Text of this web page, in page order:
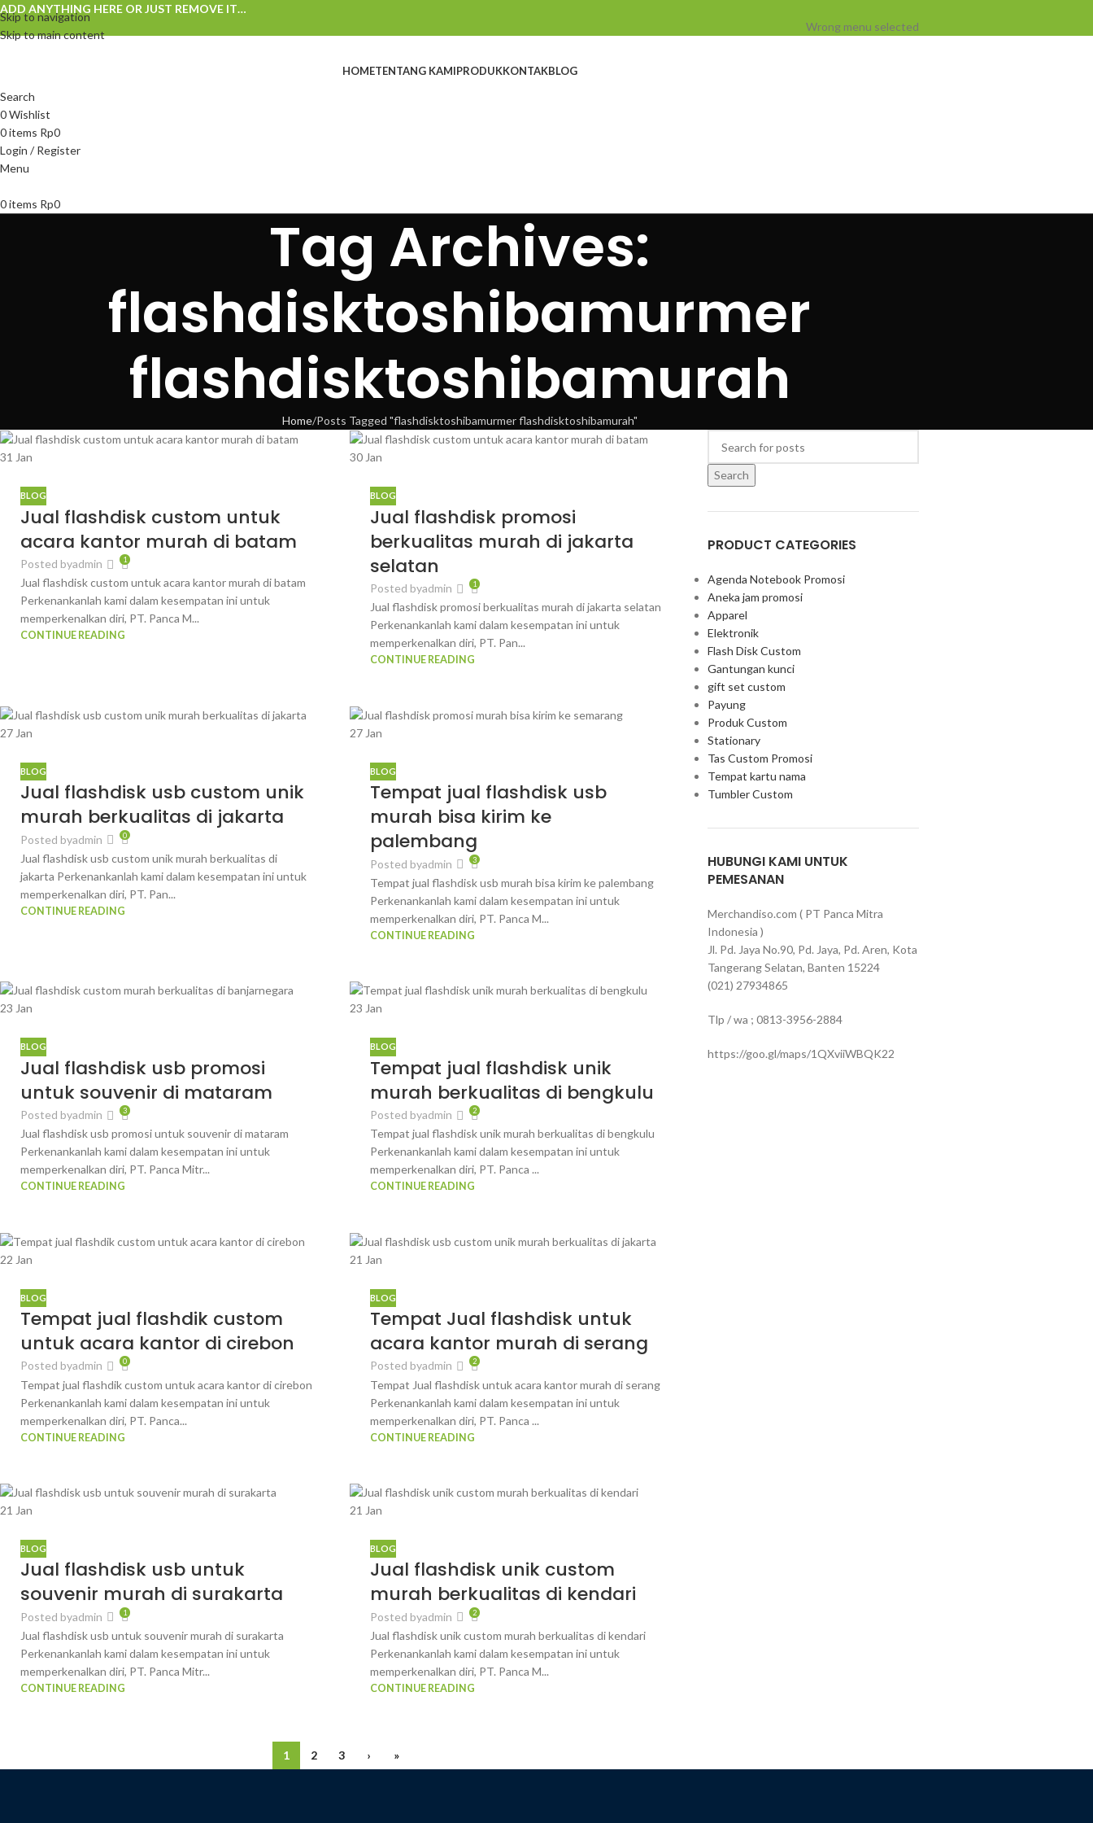
Skip to navigation
Skip to main content
ADD ANYTHING HERE OR JUST REMOVE IT…
Wrong menu selected
HOMETENTANG KAMIPRODUKKONTAKBLOG
Search
0Wishlist
0items Rp0
Login / Register
Menu
0items Rp0
Tag Archives:
flashdisktoshibamurmer
flashdisktoshibamurah
Home Posts Tagged "flashdisktoshibamurmer flashdisktoshibamurah"
31 Jan
BLOG
Jual flashdisk custom untuk
acara kantor murah di batam
Posted byadmin 1
Jual flashdisk custom untuk acara kantor murah di batam
Perkenankanlah kami dalam kesempatan ini untuk
memperkenalkan diri, PT. Panca M...
CONTINUE READING
30Jan
BLOG
Jual flashdisk promosi
berkualitas murah di jakarta
selatan
Posted byadmin 1
Jual flashdisk promosi berkualitas murah di jakarta selatan
Perkenankanlah kami dalam kesempatan ini untuk
memperkenalkan diri, PT. Pan...
CONTINUE READING
27 Jan
BLOG
Jual flashdisk usb custom unik
murah berkualitas di jakarta
Posted byadmin 0
Jual flashdisk usb custom unik murah berkualitas di
jakarta Perkenankanlah kami dalam kesempatan ini untuk
memperkenalkan diri, PT. Pan...
CONTINUE READING
27 Jan
BLOG
Tempat jual flashdisk usb
murah bisa kirim ke
palembang
Posted byadmin 3
Tempat jual flashdisk usb murah bisa kirim ke palembang
Perkenankanlah kami dalam kesempatan ini untuk
memperkenalkan diri, PT. Panca M...
CONTINUE READING
23 Jan
BLOG
Jual flashdisk usb promosi
untuk souvenir di mataram
Posted byadmin 3
Jual flashdisk usb promosi untuk souvenir di mataram
Perkenankanlah kami dalam kesempatan ini untuk
memperkenalkan diri, PT. Panca Mitr...
CONTINUE READING
23 Jan
BLOG
Tempat jual flashdisk unik
murah berkualitas di bengkulu
Posted byadmin 2
Tempat jual flashdisk unik murah berkualitas di bengkulu
Perkenankanlah kami dalam kesempatan ini untuk
memperkenalkan diri, PT. Panca ...
CONTINUE READING
22 Jan
BLOG
Tempat jual flashdik custom
untuk acara kantor di cirebon
Posted byadmin 0
Tempat jual flashdik custom untuk acara kantor di cirebon
Perkenankanlah kami dalam kesempatan ini untuk
memperkenalkan diri, PT. Panca...
CONTINUE READING
21 Jan
BLOG
Tempat Jual flashdisk untuk
acara kantor murah di serang
Posted byadmin 2
Tempat Jual flashdisk untuk acara kantor murah di serang
Perkenankanlah kami dalam kesempatan ini untuk
memperkenalkan diri, PT. Panca ...
CONTINUE READING
21 Jan
BLOG
Jual flashdisk usb untuk
souvenir murah di surakarta
Posted byadmin 1
Jual flashdisk usb untuk souvenir murah di surakarta
Perkenankanlah kami dalam kesempatan ini untuk
memperkenalkan diri, PT. Panca Mitr...
CONTINUE READING
21 Jan
BLOG
Jual flashdisk unik custom
murah berkualitas di kendari
Posted byadmin 2
Jual flashdisk unik custom murah berkualitas di kendari
Perkenankanlah kami dalam kesempatan ini untuk
memperkenalkan diri, PT. Panca M...
CONTINUE READING
1 2 3 › »
Search
PRODUCT CATEGORIES
Agenda Notebook Promosi
Aneka jam promosi
Apparel
Elektronik
Flash Disk Custom
Gantungan kunci
gift set custom
Payung
Produk Custom
Stationary
Tas Custom Promosi
Tempat kartu nama
Tumbler Custom
HUBUNGI KAMI UNTUK
PEMESANAN
Merchandiso.com ( PT Panca Mitra
Indonesia )
Jl. Pd. Jaya No.90, Pd. Jaya, Pd. Aren, Kota
Tangerang Selatan, Banten 15224
(021) 27934865
Tlp / wa ; 0813-3956-2884
https://goo.gl/maps/1QXviiWBQK22